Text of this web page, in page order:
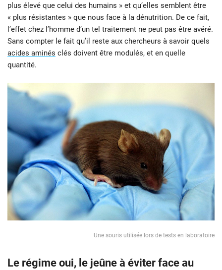
plus élevé que celui des humains » et qu’elles semblent être
« plus résistantes » que nous face à la dénutrition. De ce fait,
l’effet chez l’homme d’un tel traitement ne peut pas être avéré.
Sans compter le fait qu’il reste aux chercheurs à savoir quels
acides aminés clés doivent être modulés, et en quelle
quantité.
Une souris utilisée lors de tests en laboratoire
Le régime oui, le jeûne à éviter face au